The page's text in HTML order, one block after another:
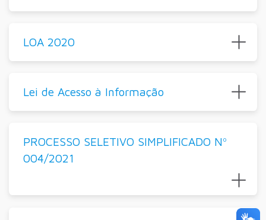
LOA 2020
Lei de Acesso à Informação
PROCESSO SELETIVO SIMPLIFICADO Nº
004/2021